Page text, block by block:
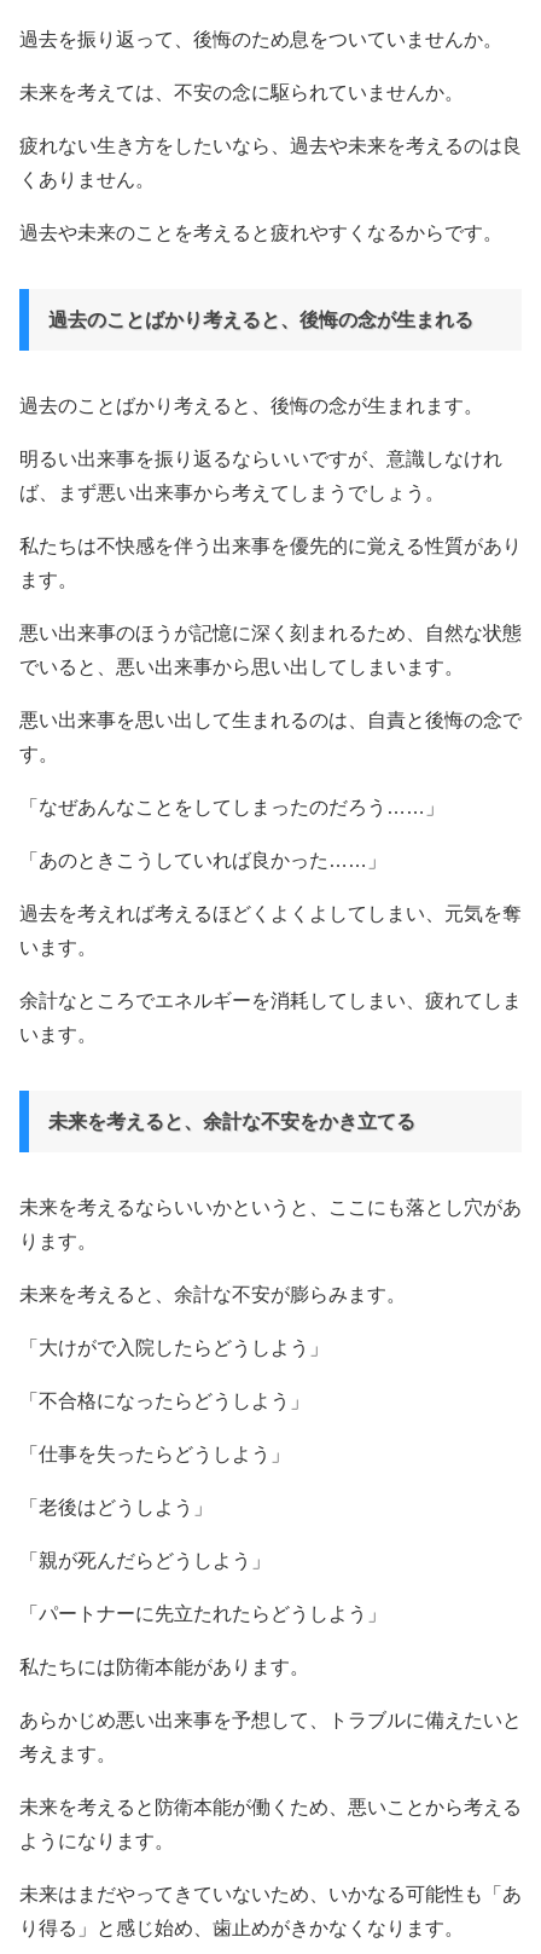
過去を振り返って、後悔のため息をついていませんか。
未来を考えては、不安の念に駆られていませんか。
疲れない生き方をしたいなら、過去や未来を考えるのは良
くありません。
過去や未来のことを考えると疲れやすくなるからです。
過去のことばかり考えると、後悔の念が生まれる
過去のことばかり考えると、後悔の念が生まれます。
明るい出来事を振り返るならいいですが、意識しなけれ
ば、まず悪い出来事から考えてしまうでしょう。
私たちは不快感を伴う出来事を優先的に覚える性質があり
ます。
悪い出来事のほうが記憶に深く刻まれるため、自然な状態
でいると、悪い出来事から思い出してしまいます。
悪い出来事を思い出して生まれるのは、自責と後悔の念で
す。
「なぜあんなことをしてしまったのだろう……」
「あのときこうしていれば良かった……」
過去を考えれば考えるほどくよくよしてしまい、元気を奪
います。
余計なところでエネルギーを消耗してしまい、疲れてしま
います。
未来を考えると、余計な不安をかき立てる
未来を考えるならいいかというと、ここにも落とし穴があ
ります。
未来を考えると、余計な不安が膨らみます。
「大けがで入院したらどうしよう」
「不合格になったらどうしよう」
「仕事を失ったらどうしよう」
「老後はどうしよう」
「親が死んだらどうしよう」
「パートナーに先立たれたらどうしよう」
私たちには防衛本能があります。
あらかじめ悪い出来事を予想して、トラブルに備えたいと
考えます。
未来を考えると防衛本能が働くため、悪いことから考える
ようになります。
未来はまだやってきていないため、いかなる可能性も「あ
り得る」と感じ始め、歯止めがきかなくなります。